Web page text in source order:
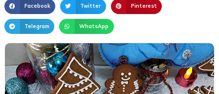
Facebook Twitter Pinterest
Telegram WhatsApp